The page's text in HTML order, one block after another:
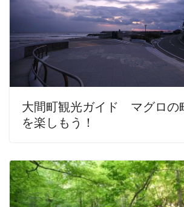
大間町観光ガイド マグロの
を楽しもう！